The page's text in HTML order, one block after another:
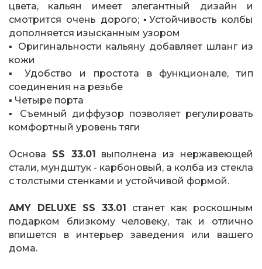
цвета, кальян имеет элегантный дизайн и
смотрится очень дорого; ▪️Устойчивость колбы
дополняется изысканным узором
▪️ Оригинальности кальяну добавляет шланг из
кожи
▪️ Удобство и простота в функционале, тип
соединения на резьбе
▪️ Четыре порта
▪️ Съемный диффузор позволяет регулировать
комфортный уровень тяги
Основа SS 33.01 выполнена из нержавеющей
стали, мундштук - карбоновый, а колба из стекла
с толстыми стенками и устойчивой формой.
AMY DELUXE SS 33.01 станет как роскошным
подарком близкому человеку, так и отлично
впишется в интерьер заведения или вашего
дома.